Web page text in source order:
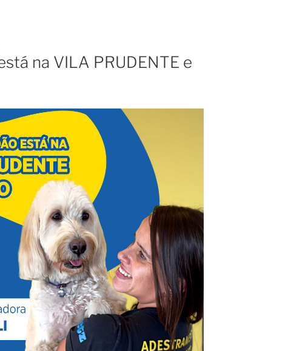
na VILA PRUDENTE e